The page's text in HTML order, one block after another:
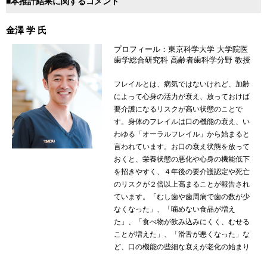
金澤 学 氏
プロフィール：東京科学大学 大学院医
歯学総合研究科 高齢者歯科学分野 教授
フレイルとは、病気ではないけれど、加齢
によって心身の活力が衰え、放っておけば
要介護になるリスクが高い状態のことで
す。身体のフレイルは口の機能の衰え、い
わゆる「オーラルフレイル」から始まると
言われています。お口の衰え状態を放って
おくと、栄養状態の悪化や心身の機能低下
を招きやすく、４年後の要介護認定や死亡
のリスクが２倍以上高まることが報告され
ています。「むし歯や歯周病で歯の数が少
なくなった」、「噛めない食品が増え
た」、「食べ物が飲み込みにくく、むせる
ことが増えた」、「滑舌が悪くなった」な
ど、口の機能の些細な衰えが老化の始まり